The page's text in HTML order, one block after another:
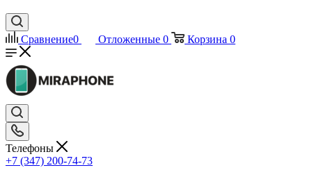
Сравнение0 Отложенные 0 Корзина 0
Телефоны
+7 (347) 200-74-73